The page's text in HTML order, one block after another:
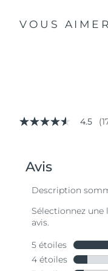
VOUS
4.5
valeur
de
note
Read
175
Lien
4.5